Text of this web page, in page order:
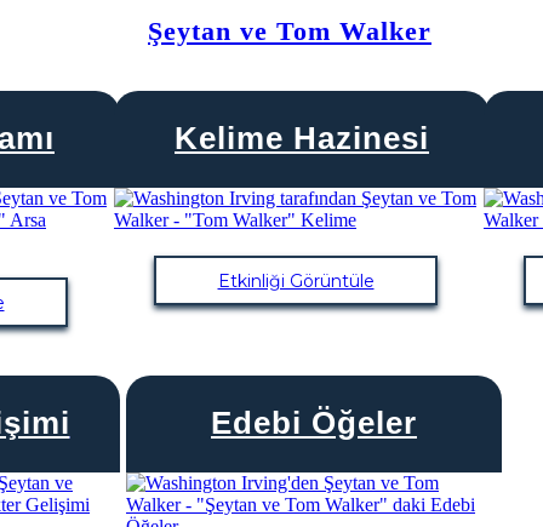
Şeytan ve Tom Walker
Kelime Hazinesi
Etkinliği Görüntüle
Edebi Öğeler